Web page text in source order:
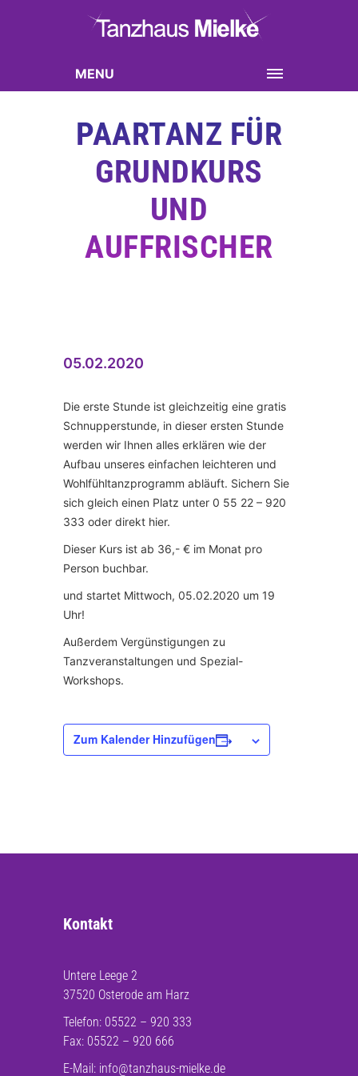
MENU
PAARTANZ FÜR
GRUNDKURS
UND
AUFFRISCHER
05.02.2020
Die erste Stunde ist gleichzeitig eine gratis
Schnupperstunde, in dieser ersten Stunde
werden wir Ihnen alles erklären wie der
Aufbau unseres einfachen leichteren und
Wohlfühltanzprogramm abläuft. Sichern Sie
sich gleich einen Platz unter 0 55 22 – 920
333 oder direkt hier.
Dieser Kurs ist ab 36,- € im Monat pro
Person buchbar.
und startet Mittwoch, 05.02.2020 um 19
Uhr!
Außerdem Vergünstigungen zu
Tanzveranstaltungen und Spezial-
Workshops.
Zum Kalender Hinzufügen
Kontakt
Untere Leege 2
37520 Osterode am Harz
Telefon: 05522 – 920 333
Fax: 05522 – 920 666
E-Mail: info@tanzhaus-mielke.de